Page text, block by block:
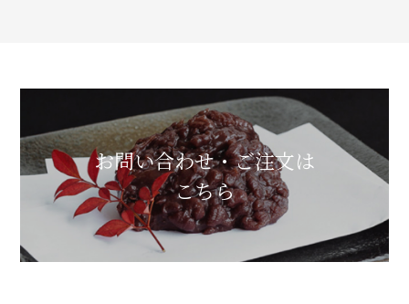
お問い合わせ・ご注文は
こちら